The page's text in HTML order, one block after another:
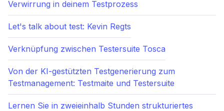
Verwirrung in deinem Testprozess
Let's talk about test: Kevin Regts
Verknüpfung zwischen Testersuite Tosca
Von der KI-gestützten Testgenerierung zum
Testmanagement: Testmaite und Testersuite
Lernen Sie in zweieinhalb Stunden strukturiertes